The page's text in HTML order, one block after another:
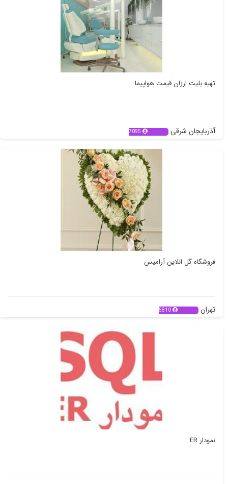
تهیه بلیت ارزان قیمت هواپیما
آذربایجان شرقی 7095
فروشگاه گل انلاین آرامیس
تهران 5810
نمودار ER